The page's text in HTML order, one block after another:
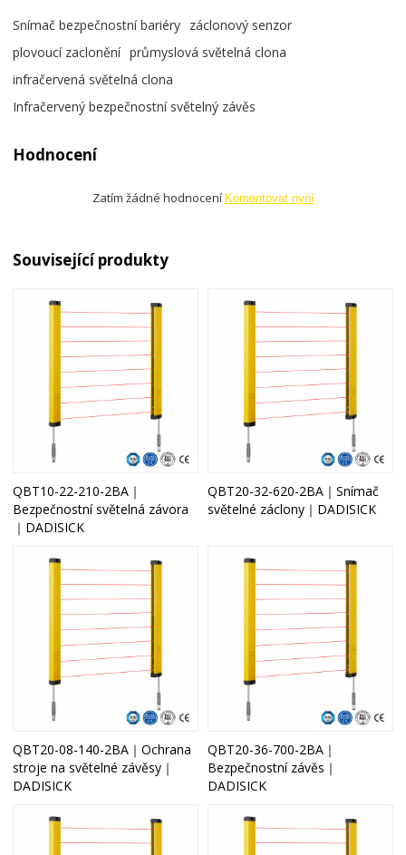
Snímač bezpečnostní bariéry záclonový senzor
plovoucí zaclonění průmyslová světelná clona
infračervená světelná clona
Infračervený bezpečnostní světelný závěs
Hodnocení
Zatím žádné hodnocení Komentovat nyní
Související produkty
QBT10-22-210-2BA｜
Bezpečnostní světelná závora
｜DADISICK
QBT20-32-620-2BA｜Snímač
světelné záclony｜DADISICK
QBT20-08-140-2BA｜Ochrana
stroje na světelné závěsy｜
DADISICK
QBT20-36-700-2BA｜
Bezpečnostní závěs｜
DADISICK